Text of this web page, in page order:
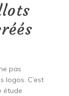
pas
logos. C’est
étude